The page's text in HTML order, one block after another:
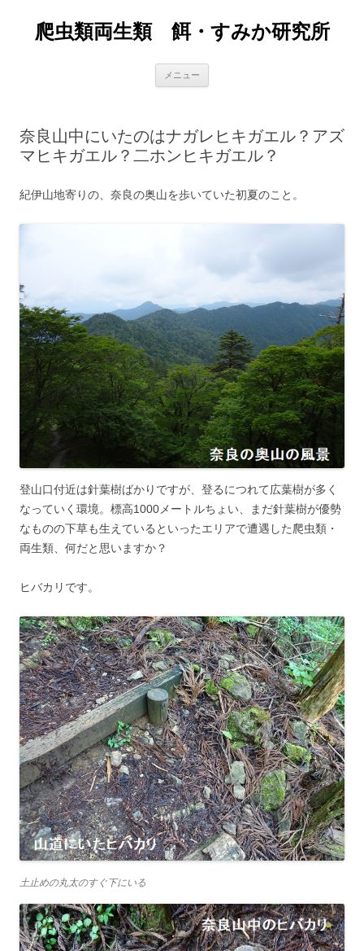
爬虫類両生類 餌・すみか研究所
メニュー
ス
キ
ッ
奈良山中にいたのはナガレヒキガエル？アズ
マヒキガエル？二ホンヒキガエル？
紀伊山地寄りの、奈良の奥山を歩いていた初夏のこと。
登山口付近は針葉樹ばかりですが、登るにつれて広葉樹が多く
なっていく環境。標高1000メートルちょい、まだ針葉樹が優勢
なものの下草も生えているといったエリアで遭遇した爬虫類・
両生類、何だと思いますか？
ヒバカリです。
土止めの丸太のすぐ下にいる